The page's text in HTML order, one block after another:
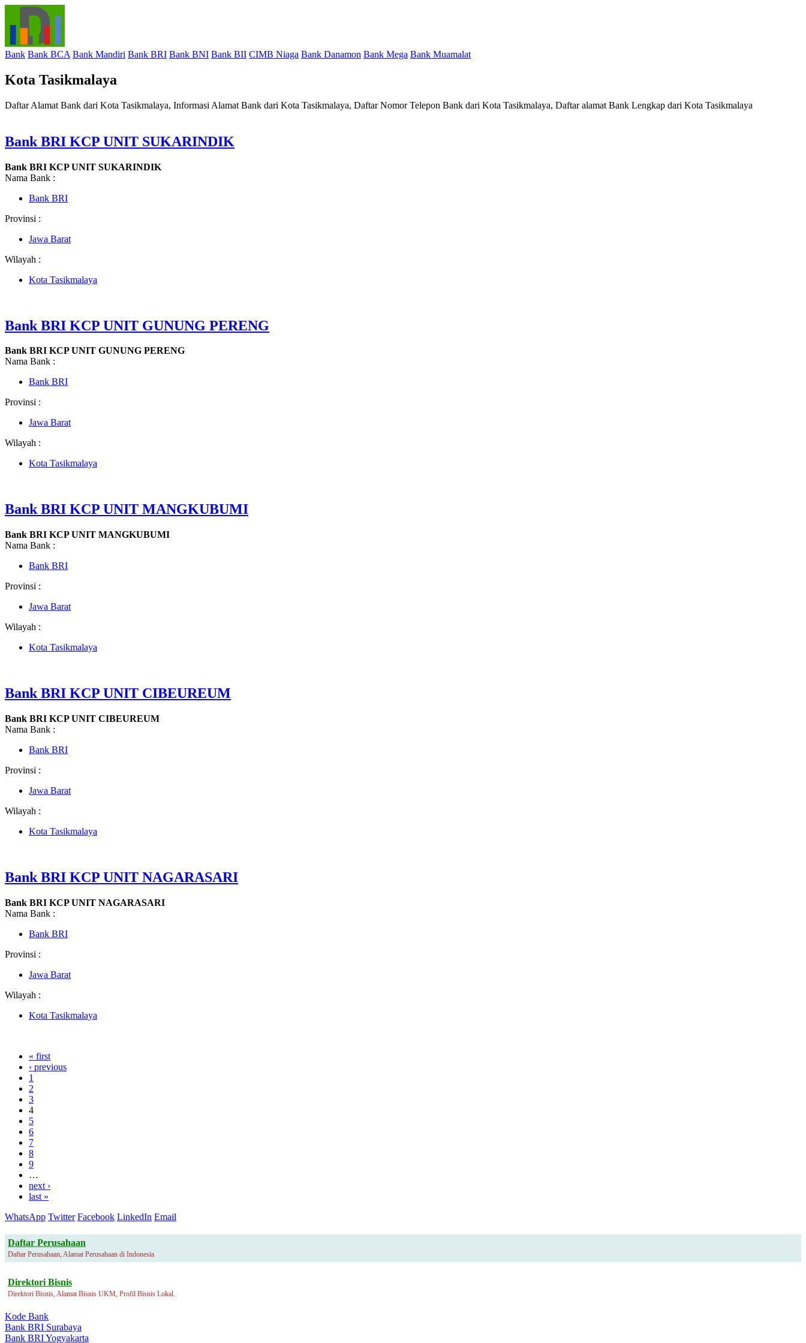
Bank Bank BCA Bank Mandiri Bank BRI Bank BNI Bank BII CIMB Niaga Bank Danamon Bank Mega Bank Muamalat
Kota Tasikmalaya
Daftar Alamat Bank dari Kota Tasikmalaya, Informasi Alamat Bank dari Kota Tasikmalaya, Daftar Nomor Telepon Bank dari Kota Tasikmalaya, Daftar alamat Bank Lengkap dari Kota Tasikmalaya
Bank BRI KCP UNIT SUKARINDIK
Bank BRI KCP UNIT SUKARINDIK
Nama Bank :
Bank BRI
Provinsi :
Jawa Barat
Wilayah :
Kota Tasikmalaya
Bank BRI KCP UNIT GUNUNG PERENG
Bank BRI KCP UNIT GUNUNG PERENG
Nama Bank :
Bank BRI
Provinsi :
Jawa Barat
Wilayah :
Kota Tasikmalaya
Bank BRI KCP UNIT MANGKUBUMI
Bank BRI KCP UNIT MANGKUBUMI
Nama Bank :
Bank BRI
Provinsi :
Jawa Barat
Wilayah :
Kota Tasikmalaya
Bank BRI KCP UNIT CIBEUREUM
Bank BRI KCP UNIT CIBEUREUM
Nama Bank :
Bank BRI
Provinsi :
Jawa Barat
Wilayah :
Kota Tasikmalaya
Bank BRI KCP UNIT NAGARASARI
Bank BRI KCP UNIT NAGARASARI
Nama Bank :
Bank BRI
Provinsi :
Jawa Barat
Wilayah :
Kota Tasikmalaya
« first
‹ previous
1
2
3
4
5
6
7
8
9
…
next ›
last »
WhatsApp Twitter Facebook LinkedIn Email
Daftar Perusahaan
Daftar Perusahaan, Alamat Perusahaan di Indonesia
Direktori Bisnis
Direktori Bisnis, Alamat Bisnis UKM, Profil Bisnis Lokal.
Kode Bank
Bank BRI Surabaya
Bank BRI Yogyakarta